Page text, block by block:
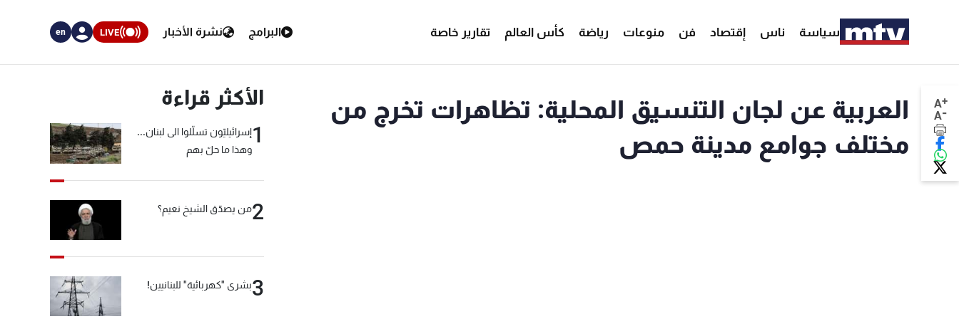
سياسة ناس إقتصاد فن منوعات رياضة كأس العالم تقارير خاصة البرامج نشرة الأخبار LIVE
en
A+
A-
العربية عن لجان التنسيق المحلية: تظاهرات تخرج من
مختلف جوامع مدينة حمص
الأكثر قراءة
1إسرائيليّون تسلّلوا الى لبنان...
وهذا ما حلّ بهم
2من يصدّق الشيخ نعيم؟
3بشرى "كهربائية" للبنانيين!